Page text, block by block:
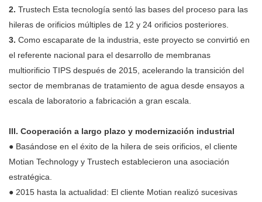
2. Trustech Esta tecnología sentó las bases del proceso para las
hileras de orificios múltiples de 12 y 24 orificios posteriores.
3. Como escaparate de la industria, este proyecto se convirtió en
el referente nacional para el desarrollo de membranas
multiorificio TIPS después de 2015, acelerando la transición del
sector de membranas de tratamiento de agua desde ensayos a
escala de laboratorio a fabricación a gran escala.
III. Cooperación a largo plazo y modernización industrial
● Basándose en el éxito de la hilera de seis orificios, el cliente
Motian Technology y Trustech establecieron una asociación
estratégica.
● 2015 hasta la actualidad: El cliente Motian realizó sucesivas